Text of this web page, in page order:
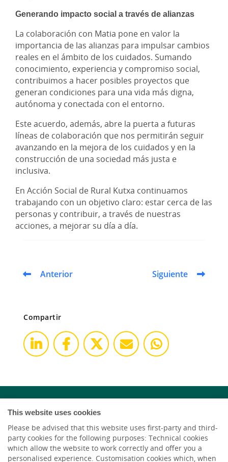
This website uses cookies
Please be advised that this website uses first-party and third-
party cookies for the following purposes: Technical cookies
which allow the website to work correctly and offer you a
personalised experience. Customisation cookies which, when
Generando impacto social a través de alianzas
La colaboración con Matia pone en valor la
importancia de las alianzas para impulsar cambios
reales en el ámbito de los cuidados. Sumando
conocimiento, experiencia y compromiso social,
contribuimos a hacer posibles proyectos que
generan condiciones para una vida más digna,
autónoma y conectada con el entorno.
Este acuerdo, además, abre la puerta a futuras
líneas de colaboración que nos permitirán seguir
avanzando en la mejora de los cuidados y en la
construcción de una sociedad más justa e
inclusiva.
En Acción Social de Rural Kutxa continuamos
trabajando con un objetivo claro: estar cerca de las
personas y contribuir, a través de nuestras
acciones, a mejorar su día a día.
Anterior Siguiente
Compartir